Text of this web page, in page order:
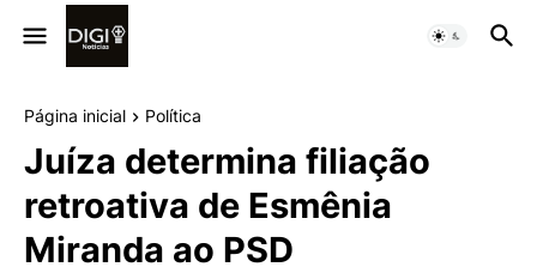
Página inicial Política
Juíza determina filiação
retroativa de Esmênia
Miranda ao PSD